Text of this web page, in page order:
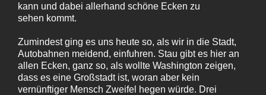
kann und dabei allerhand schöne Ecken zu
sehen kommt.
Zumindest ging es uns heute so, als wir in die Stadt,
Autobahnen meidend, einfuhren. Stau gibt es hier an
allen Ecken, ganz so, als wollte Washington zeigen,
dass es eine Großstadt ist, woran aber kein
vernünftiger Mensch Zweifel hegen würde. Drei